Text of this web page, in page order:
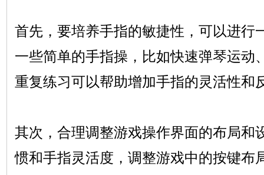
首先，要培养手指的敏捷性，可以进行
一些简单的手指操，比如快速弹琴运动
重复练习可以帮助增加手指的灵活性和
其次，合理调整游戏操作界面的布局和
惯和手指灵活度，调整游戏中的按键布